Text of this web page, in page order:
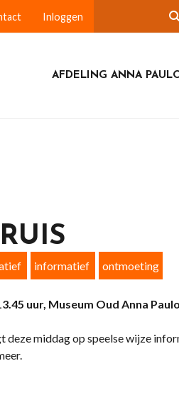
Inloggen
AFDELING ANNA
informatief ontmoeting
uur, Museum Oud Anna
deze middag op speelse wijze